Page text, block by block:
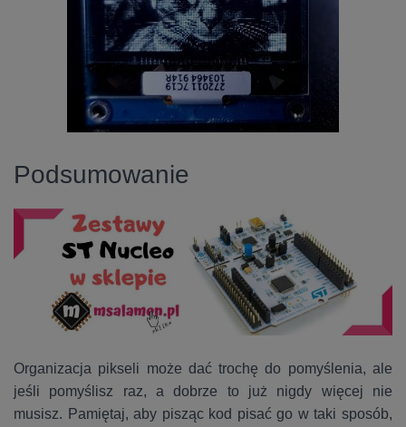
Podsumowanie
Organizacja pikseli może dać trochę do pomyślenia, ale
jeśli pomyślisz raz, a dobrze to już nigdy więcej nie
musisz. Pamiętaj, aby pisząc kod pisać go w taki sposób,